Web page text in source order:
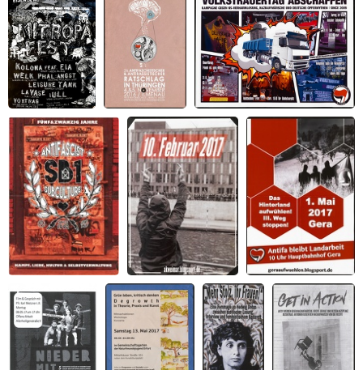
2016
kriegt Zeckenstress!
Oktoberrevolution
Miropa-Fest 2016
26.
Antifaschistischer
und
Antirassistischer
Ratschlag
Volkstrauertag abschaffen
Subculture since
1992
10. Februar 2017
Das Hinterland
aufwühlen!